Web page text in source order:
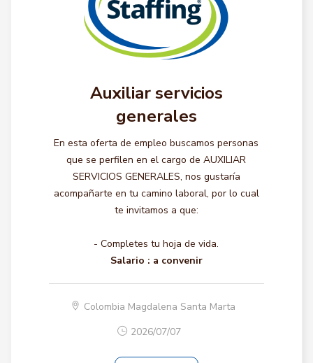
Auxiliar servicios
generales
En esta oferta de empleo buscamos personas
que se perfilen en el cargo de AUXILIAR
SERVICIOS GENERALES, nos gustaría
acompañarte en tu camino laboral, por lo cual
te invitamos a que:
- Completes tu hoja de vida.
Salario : a convenir
Colombia Magdalena Santa Marta
2026/07/07